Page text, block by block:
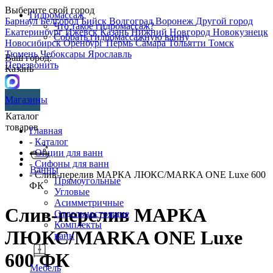
Выберите свой город
БарнаулБелгородБийск ВолгоградВоронеж Другой город
ЕкатеринбургИжевскКазаньНижний Новгород Новокузнецк
НовосибирскОренбургПермьСамараТольятти Томск
ТюменьЧебоксары Ярославль
Перезвонить
Гидромассаж
Что такое гидромассаж?
Собрать гидромассажную ванну
Ваш город:
Казань
Магазины
Каталог
товаров
Ванны
Прямоугольные
Угловые
Асимметричные
Отдельностоящие
Комплекты
ванн
Мебель
Главная
- Каталог
-Опции для ванн
- Сифоны для ванн
- Слив-перелив МАРКА ЛЮКС/MARKA ONE Luxe 600
ФК
Слив-перелив МАРКА
ЛЮКС/MARKA ONE Luxe
600 ФК